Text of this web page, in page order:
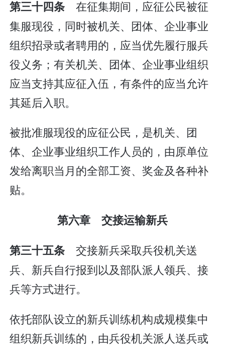
第三十四条 在征集期间，应征公民被征
集服现役，同时被机关、团体、企业事业
组织招录或者聘用的，应当优先履行服兵
役义务；有关机关、团体、企业事业组织
应当支持其应征入伍，有条件的应当允许
其延后入职。
被批准服现役的应征公民，是机关、团
体、企业事业组织工作人员的，由原单位
发给离职当月的全部工资、奖金及各种补
贴。
第六章 交接运输新兵
第三十五条 交接新兵采取兵役机关送
兵、新兵自行报到以及部队派人领兵、接
兵等方式进行。
依托部队设立的新兵训练机构成规模集中
组织新兵训练的，由兵役机关派人送兵或